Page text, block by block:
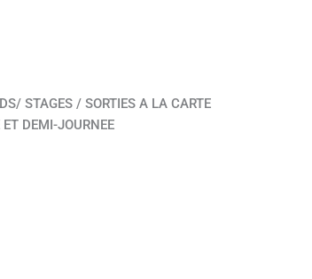
STAGES / SORTIES A LA CARTE
ET DEMI-JOURNEE